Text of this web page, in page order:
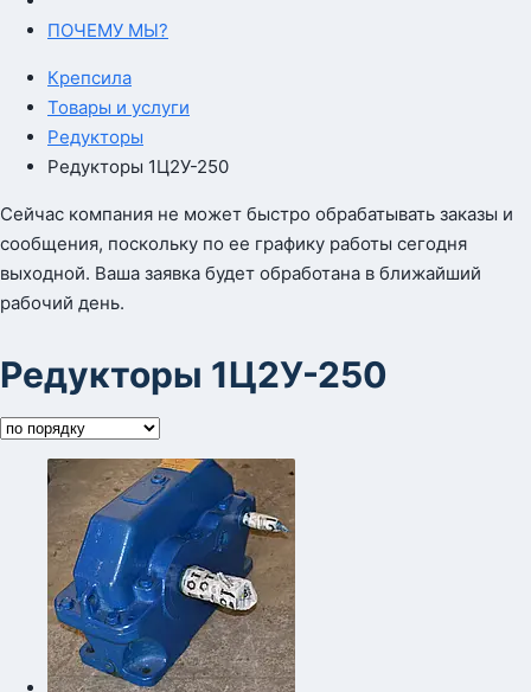
ПОЧЕМУ МЫ?
Крепсила
Товары и услуги
Редукторы
Редукторы 1Ц2У-250
Сейчас компания не может быстро обрабатывать заказы и
сообщения, поскольку по ее графику работы сегодня
выходной. Ваша заявка будет обработана в ближайший
рабочий день.
Редукторы 1Ц2У-250